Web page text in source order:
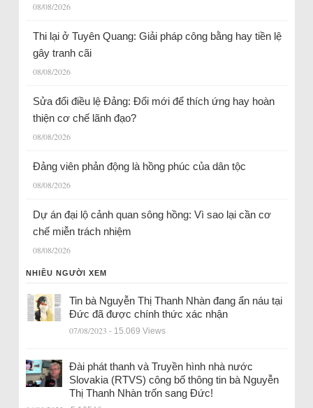
08/08/2026
Thi lại ở Tuyên Quang: Giải pháp công bằng hay tiền lệ
gây tranh cãi
08/08/2026
Sửa đổi điều lệ Đảng: Đổi mới để thích ứng hay hoàn
thiện cơ chế lãnh đạo?
08/08/2026
Đảng viên phản động là hồng phúc của dân tộc
08/08/2026
Dự án đại lộ cảnh quan sông hồng: Vì sao lại cần cơ
chế miễn trách nhiệm
08/08/2026
NHIỀU NGƯỜI XEM
Tin bà Nguyễn Thị Thanh Nhàn đang ẩn náu tại
Đức đã được chính thức xác nhận
07/08/2023 - 15.069 Views
Đài phát thanh và Truyền hình nhà nước
Slovakia (RTVS) công bố thông tin bà Nguyễn
Thị Thanh Nhàn trốn sang Đức!